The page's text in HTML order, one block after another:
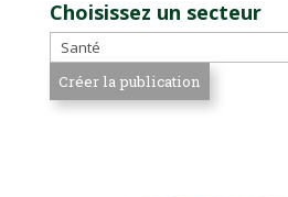
Choisissez un secteur